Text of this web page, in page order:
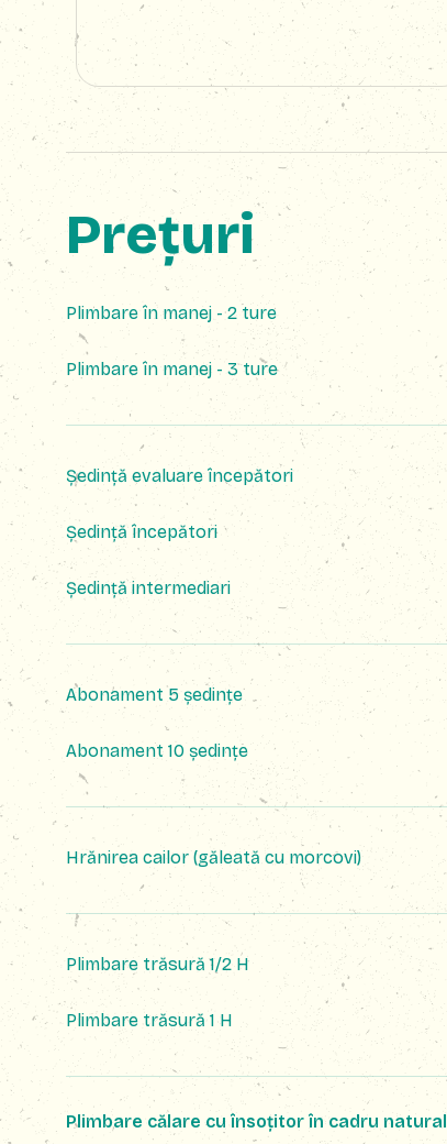
Prețuri
Plimbare în manej - 2 ture
Plimbare în manej - 3 ture
Ședință evaluare începători
Ședință începători
Ședință intermediari
Abonament 5 ședințe
Abonament 10 ședințe
Hrănirea cailor (găleată cu morcovi)
Plimbare trăsură 1/2 H
Plimbare trăsură 1 H
Plimbare călare cu însoțitor în cadru natural